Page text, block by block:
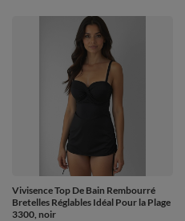
Vivisence Top De Bain Rembourré
Bretelles Réglables Idéal Pour la Plage
3300, noir